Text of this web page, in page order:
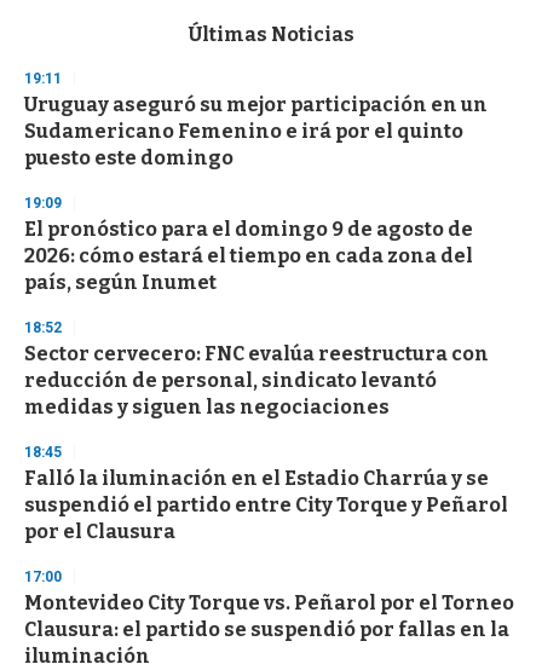
d
s
o
f
3
s
e
c
o
n
d
Últimas Noticias
19:11
Uruguay aseguró su mejor participación en un
Sudamericano Femenino e irá por el quinto
puesto este domingo
19:09
El pronóstico para el domingo 9 de agosto de
2026: cómo estará el tiempo en cada zona del
país, según Inumet
18:52
Sector cervecero: FNC evalúa reestructura con
reducción de personal, sindicato levantó
medidas y siguen las negociaciones
18:45
Falló la iluminación en el Estadio Charrúa y se
suspendió el partido entre City Torque y Peñarol
por el Clausura
17:00
Montevideo City Torque vs. Peñarol por el Torneo
Clausura: el partido se suspendió por fallas en la
iluminación